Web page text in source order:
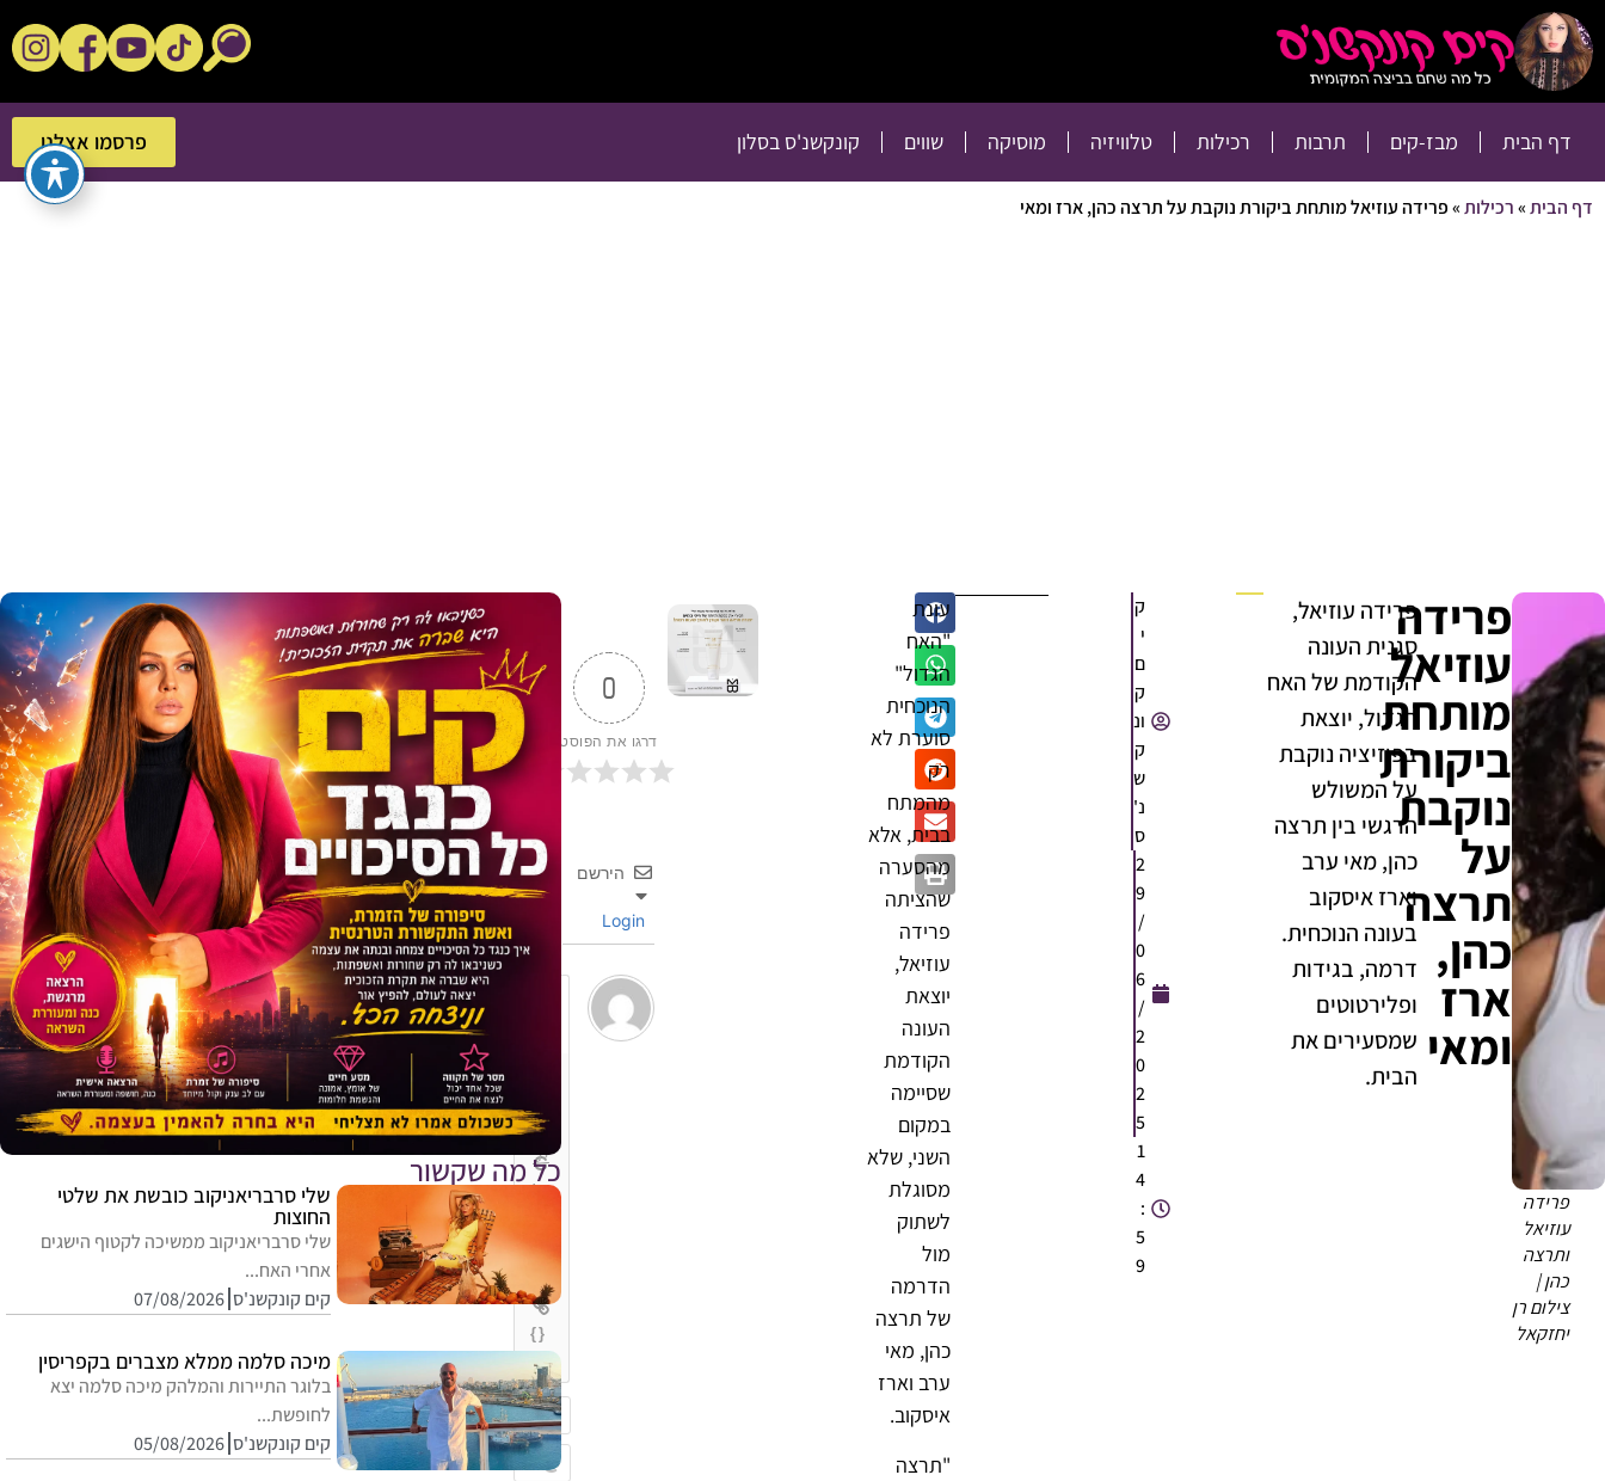
דף הבית מבז-קים תרבות רכילות טלוויזיה מוסיקה שווים קונקשנ'ס בסלון פרסמו אצלנו
פרסמו אצלנו
דף הבית»רכילות»פרידה עוזיאל מותחת ביקורת נוקבת על תרצה כהן, ארז ומאי
פרידה
עוזיאל
ותרצה
כהן |
צילום רן
יחזקאל
פרידה
עוזיאל
מותחת
ביקורת
נוקבת
על
תרצה
כהן,
ארז
ומאי
פרידה עוזיאל,
סגנית העונה
הקודמת של האח
הגדול, יוצאת
בפוזיציה נוקבת
על המשולש
הרגשי בין תרצה
כהן, מאי ערב
וארז איסקוב
בעונה הנוכחית.
דרמה, בגידות
ופלירטוטים
שמסעירים את
הבית.
ק
י
ם
ק
ונ
ק
ש
נ'
ס
2
9
/
0
6
/
2
0
2
5
1
4
:
5
9
עונת
"האח
הגדול"
הנוכחית
סוערת לא
רק
מהמתח
בבית, אלא
מהסערה
שהציתה
פרידה
עוזיאל,
יוצאת
העונה
הקודמת
שסיימה
במקום
השני, שלא
מסוגלת
לשתוק
מול
הדרמה
של תרצה
כהן, מאי
ערב וארז
איסקוב.
"תרצה
0
דרגו את הפוסט
הירשם
{}
[+]
שם
כל מה שקשור
שלי סרבריאניקוב כובשת את שלטי
החוצות
שלי סרבריאניקוב ממשיכה לקטוף הישגים
אחרי האח...
קים קונקשנ'ס 07/08/2026
מיכה סלמה ממלא מצברים בקפריסין
בלוגר התיירות והמלהק מיכה סלמה יצא
לחופשת...
קים קונקשנ'ס 05/08/2026